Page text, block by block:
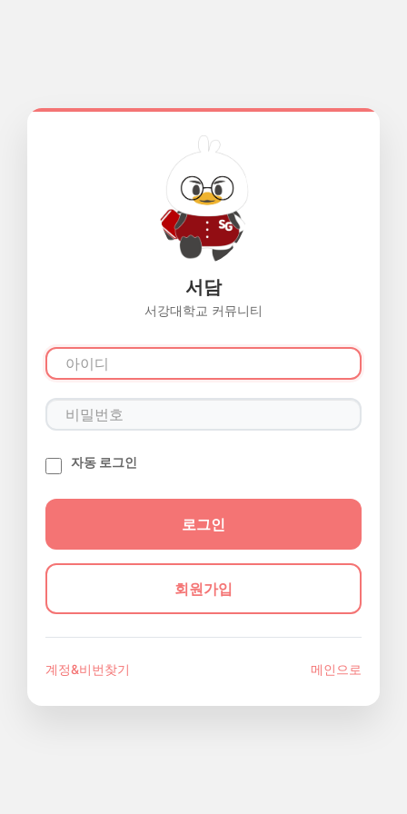
서담
서강대학교 커뮤니티
자동 로그인
회원가입
계정&비번찾기 메인으로